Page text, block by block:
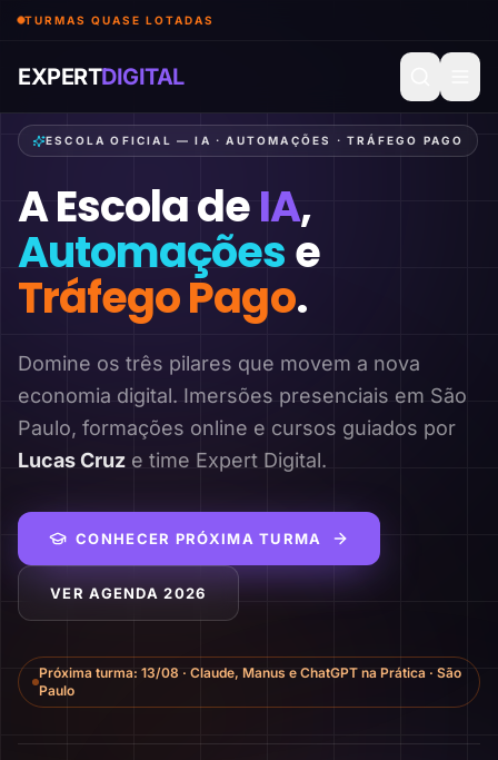
TURMAS QUASE LOTADAS
EXPERTDIGITAL
ESCOLA OFICIAL — IA · AUTOMAÇÕES · TRÁFEGO PAGO
A Escola deIA,
Automaçõese
Tráfego Pago.
Domine os três pilares que movem a nova
economia digital. Imersões presenciais em São
Paulo, formações online e cursos guiados por
Lucas Cruz e time Expert Digital.
CONHECER PRÓXIMA TURMA
VER AGENDA 2026
Próxima turma: 13/08 · Claude, Manus e ChatGPT na Prática · São
Paulo